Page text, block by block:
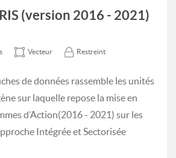
(version 2016 - 2021)
Vecteur Restreint
de données rassemble les unités
sur laquelle repose la mise en
d’Action(2016 - 2021) sur les
Intégrée et Sectorisée